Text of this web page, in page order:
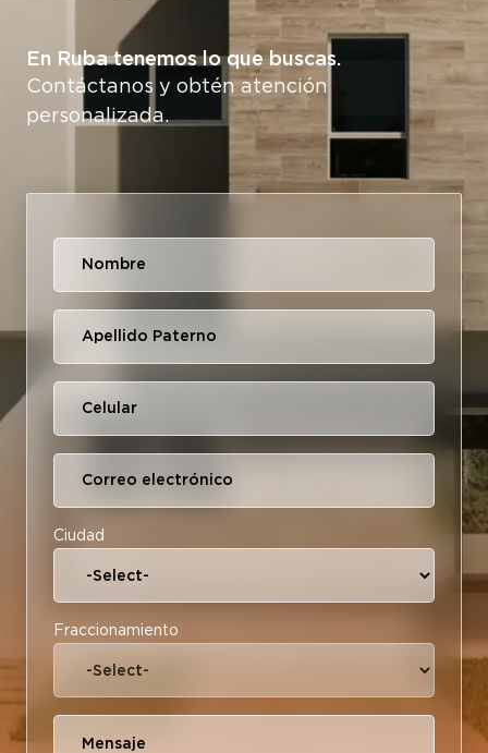
En Ruba tenemos lo que buscas.
Contáctanos y obtén atención
personalizada.
Ciudad
Fraccionamiento